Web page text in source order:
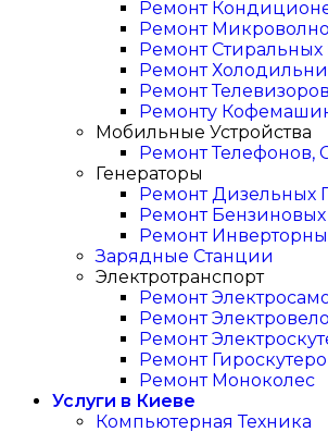
Ремонт
Ремонт
Ремонт
Ремонт
Ремонт Телевизоров
Ремонту
Мобильные Устройства
Ремонт Телефонов,
Генераторы
Ремонт Дизельных
Ремонт Бензиновых
Ремонт
Зарядные Станции
Электротранспорт
Ремонт
Ремонт
Ремонт
Ремонт
Ремонт Моноколес
Услуги в Киеве
Компьютерная Техника